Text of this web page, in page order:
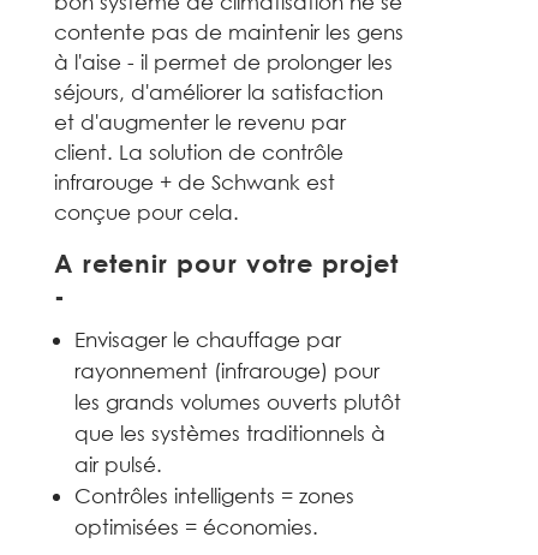
contente pas de maintenir les gens
à l'aise - il permet de prolonger les
séjours, d'améliorer la satisfaction
et d'augmenter le revenu par
client. La solution de contrôle
infrarouge + de Schwank est
conçue pour cela.
A retenir pour votre projet
-
Envisager le chauffage par
rayonnement (infrarouge) pour
les grands volumes ouverts plutôt
que les systèmes traditionnels à
air pulsé.
Contrôles intelligents = zones
optimisées = économies.